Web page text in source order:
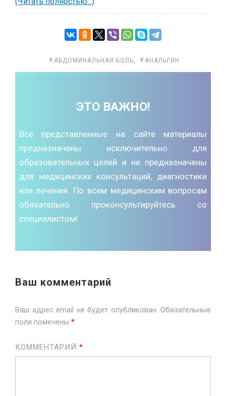
АБДОМИНАЛЬНАЯ БОЛЬ, АНАЛЬГИН
ЭТО ВАЖНО!
Все представленные на сайте материалы
предназначены исключительно для
образовательных целей и не предназначены
для медицинских консультаций, диагностики
или лечения. По всем медицинским вопросам
обязательно проконсультируйтесь со
специалистом!
Ваш комментарий
Ваш адрес email не будет опубликован. Обязательные
поля помечены *
КОММЕНТАРИЙ *